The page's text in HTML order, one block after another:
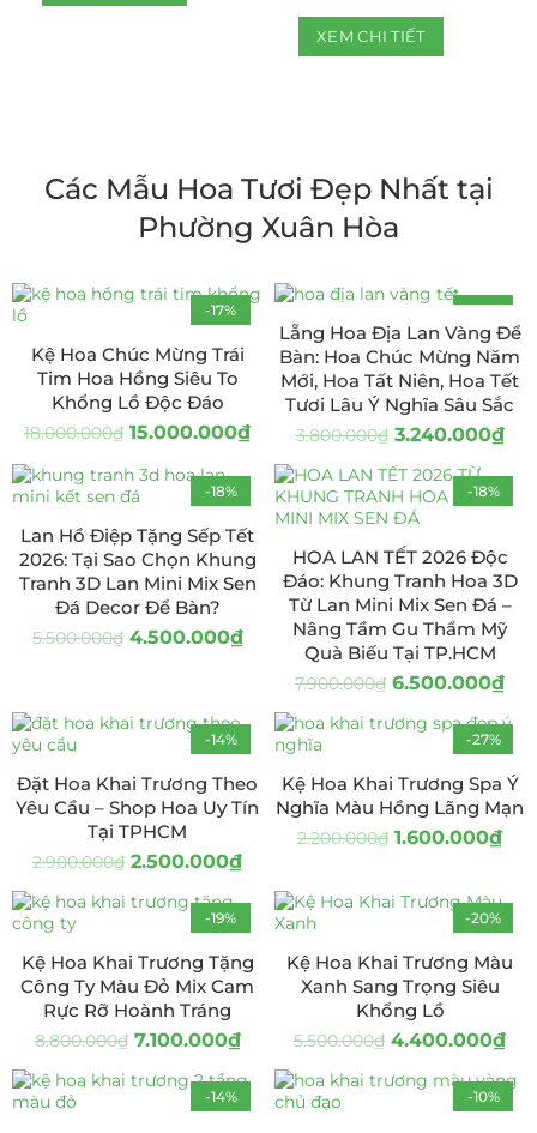
XEM CHI TIẾT
Các Mẫu Hoa Tươi Đẹp Nhất tại
Phường Xuân Hòa
-17%
Kệ Hoa Chúc Mừng Trái
Tim Hoa Hồng Siêu To
Khổng Lồ Độc Đáo
18.000.000₫ 15.000.000₫
-15%
Lẵng Hoa Địa Lan Vàng Để
Bàn: Hoa Chúc Mừng Năm
Mới, Hoa Tất Niên, Hoa Tết
Tươi Lâu Ý Nghĩa Sâu Sắc
3.800.000₫ 3.240.000₫
-18%
Lan Hồ Điệp Tặng Sếp Tết
2026: Tại Sao Chọn Khung
Tranh 3D Lan Mini Mix Sen
Đá Decor Để Bàn?
5.500.000₫ 4.500.000₫
-18%
HOA LAN TẾT 2026 Độc
Đáo: Khung Tranh Hoa 3D
Từ Lan Mini Mix Sen Đá –
Nâng Tầm Gu Thẩm Mỹ
Quà Biếu Tại TP.HCM
7.900.000₫ 6.500.000₫
-14%
Đặt Hoa Khai Trương Theo
Yêu Cầu – Shop Hoa Uy Tín
Tại TPHCM
2.900.000₫ 2.500.000₫
-27%
Kệ Hoa Khai Trương Spa Ý
Nghĩa Màu Hồng Lãng Mạn
2.200.000₫ 1.600.000₫
-19%
Kệ Hoa Khai Trương Tặng
Công Ty Màu Đỏ Mix Cam
Rực Rỡ Hoành Tráng
8.800.000₫ 7.100.000₫
-20%
Kệ Hoa Khai Trương Màu
Xanh Sang Trọng Siêu
Khổng Lồ
5.500.000₫ 4.400.000₫
-14% -10%